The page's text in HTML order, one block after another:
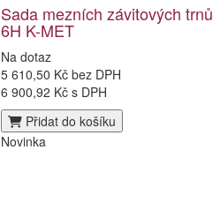
Sada mezních závitových trnů
6H K-MET
Na dotaz
5 610,50 Kč bez DPH
6 900,92 Kč s DPH
Přidat do košíku
Novinka